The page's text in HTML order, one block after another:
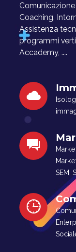
Coaching,
Assistenza
programmi
Accademy, ....
SEM,